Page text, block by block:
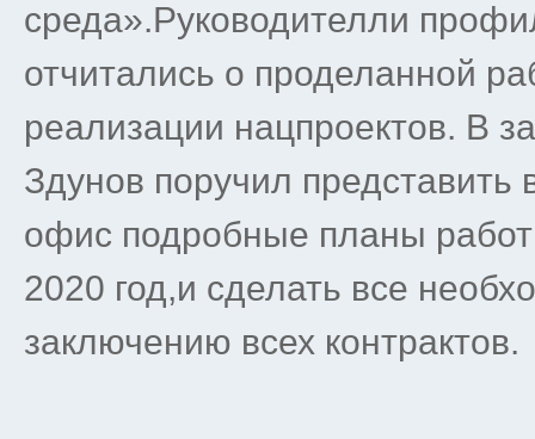
среда».Руководителли
отчитались о проделанной
реализации нацпроектов. В
Здунов поручил представить
офис подробные планы
2020 год,и сделать все
заключению всех контрактов.